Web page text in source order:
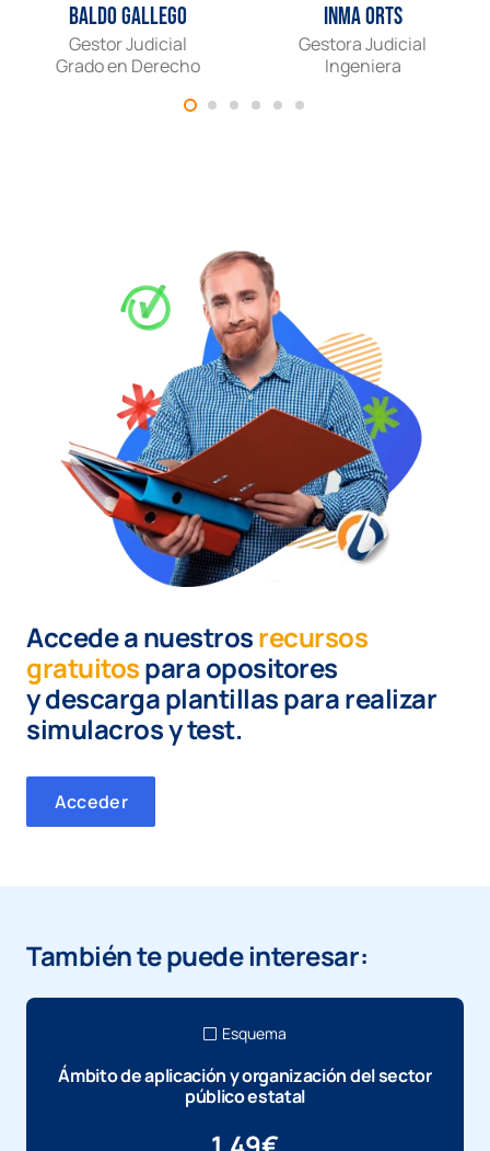
Baldo Gallego
Gestor Judicial
Grado en Derecho
Inma Orts
Gestora Judicial
Ingeniera
Accede a nuestrosrecursos
gratuitospara opositores
ydescarga plantillas para realizar
simulacros y test.
Acceder
También te puede interesar:
Esquema
Ámbito de aplicación y organización del sector
público estatal